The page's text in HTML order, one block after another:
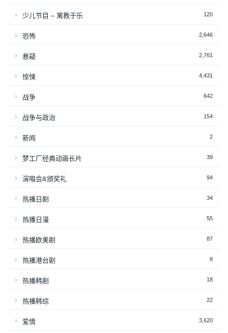
少儿节目 – 寓教于乐 120
恐怖 2,646
悬疑 2,761
惊悚 4,431
战争 642
战争与政治 154
新闻 2
梦工厂经典动画长片 39
演唱会&颁奖礼 94
热播日剧 34
热播日漫 55
热播欧美剧 87
热播港台剧 8
热播韩剧 18
热播韩综 22
爱情 3,620